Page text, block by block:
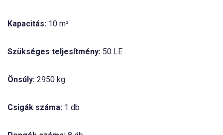
Kapacitás: 10 m³
Szükséges teljesítmény: 50 LE
Önsúly: 2950 kg
Csigák száma: 1 db